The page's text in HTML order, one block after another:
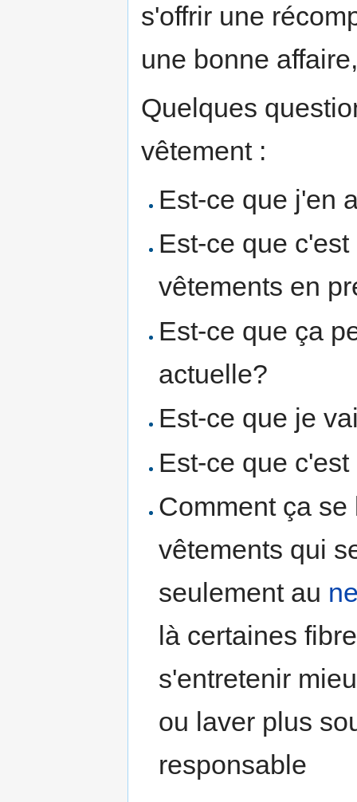
s'offrir une
une bonne
Quelques
vêtement :
Est-ce que j'en
Est-ce que
vêtements en
Est-ce que ça
actuelle?
Est-ce que je
Est-ce que
Comment ça
vêtements qui
seulement au
là certaines
s'entretenir
ou laver plus
responsable